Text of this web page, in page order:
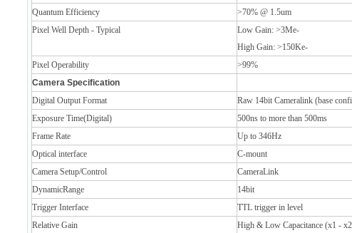
Quantum Efficiency
>70% @ 1.5um
Pixel Well Depth - Typical
Low Gain: >3Me-
High Gain: >150Ke-
Pixel Operability
>99%
Camera Specification
Digital Output Format
Raw 14bit Cameralink (base
Exposure Time(Digital)
500ns to more than 500ms
Frame Rate
Up to 346Hz
Optical interface
C-mount
Camera Setup/Control
CameraLink
DynamicRange
14bit
Trigger Interface
TTL trigger in level
Relative Gain
High & Low Capacitance (x1 -